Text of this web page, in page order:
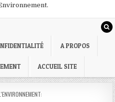
A PROPOS
ACCUEIL SITE